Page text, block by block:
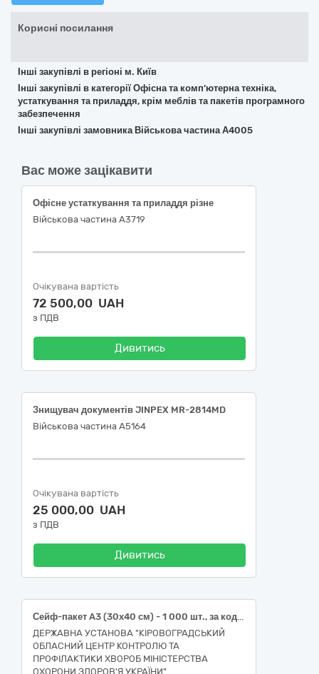
Корисні посилання
Інші закупівлі в регіоні м. Київ
Інші закупівлі в категорії Офісна та комп’ютерна техніка,
устаткування та приладдя, крім меблів та пакетів програмного
забезпечення
Інші закупівлі замовника Військова частина А4005
Вас може зацікавити
Офісне устаткування та приладдя різне
Військова частина А3719
Очікувана вартість
72 500,00 UAH
з ПДВ
Дивитись
Знищувач документів JINPEX MR-2814MD
Військова частина А5164
Очікувана вартість
25 000,00 UAH
з ПДВ
Дивитись
Сейф-пакет A3 (30х40 см) - 1 000 шт., за кодом ДК: 021:2015-30190000-7 - Офісне устаткування та приладдя різне.
ДЕРЖАВНА УСТАНОВА "КІРОВОГРАДСЬКИЙ
ОБЛАСНИЙ ЦЕНТР КОНТРОЛЮ ТА
ПРОФІЛАКТИКИ ХВОРОБ МІНІСТЕРСТВА
ОХОРОНИ ЗДОРОВ'Я УКРАЇНИ"